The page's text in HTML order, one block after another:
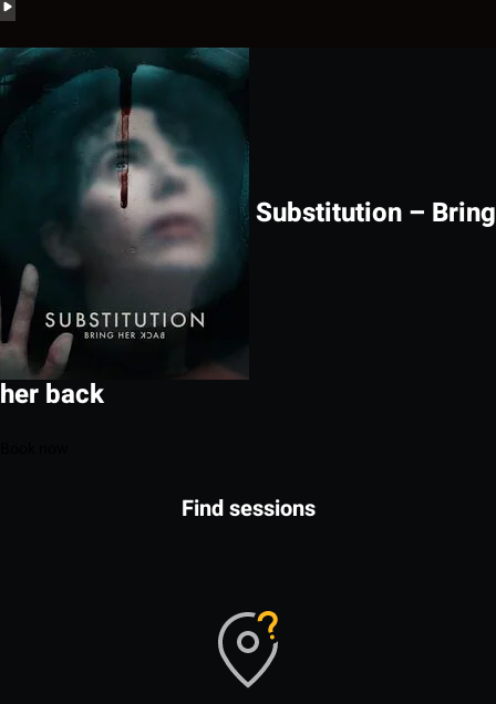
Substitution – Bring
her back
Find sessions